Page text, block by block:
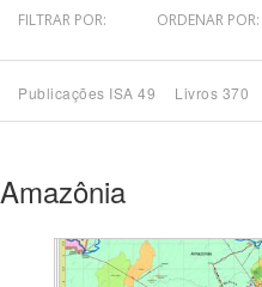
Povo Indígena
Subtema
Área de Levantamento
FILTRAR POR: ORDENAR POR:
Publicações ISA 49 Livros 370
Amazônia